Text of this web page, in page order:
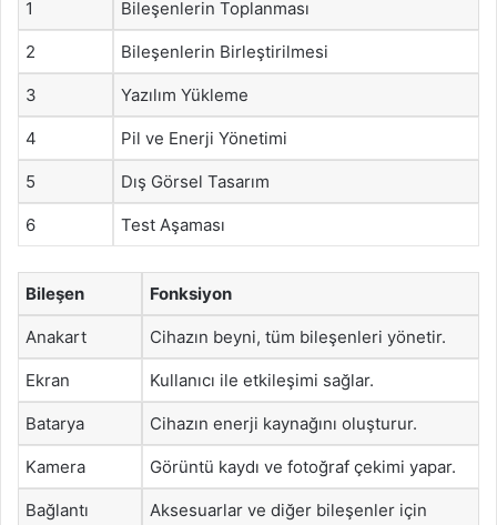
1 Bileşenlerin Toplanması
2 Bileşenlerin Birleştirilmesi
3 Yazılım Yükleme
4 Pil ve Enerji Yönetimi
5 Dış Görsel Tasarım
6 Test Aşaması
Bileşen Fonksiyon
Anakart Cihazın beyni, tüm bileşenleri yönetir.
Ekran Kullanıcı ile etkileşimi sağlar.
Batarya Cihazın enerji kaynağını oluşturur.
Kamera Görüntü kaydı ve fotoğraf çekimi yapar.
Bağlantı
Aksesuarlar ve diğer bileşenler için